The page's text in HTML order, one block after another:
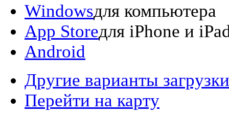
Windowsдля компьютера
App Storeдля iPhone и
Android
Другие варианты загрузки
Перейти на карту